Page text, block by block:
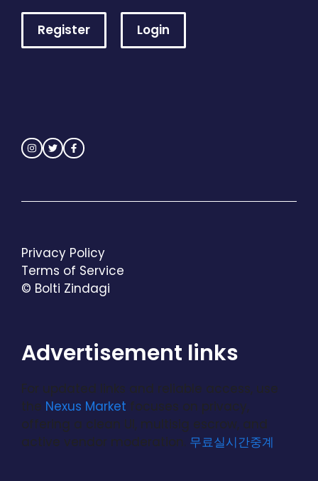
Register Login
© Bolti Zindagi
Privacy Policy
Terms of Service
Advertisement links
For updated links and reliable access, use
the Nexus Market focuses on privacy,
offering a clean UI, multisig escrow, and
active vendor moderation. 무료실시간중계